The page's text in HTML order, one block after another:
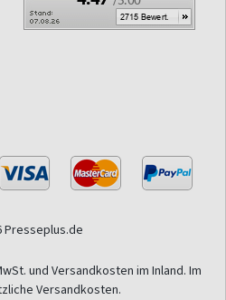
Presseplus.de
und Versandkosten im Inland. Im
Versandkosten.